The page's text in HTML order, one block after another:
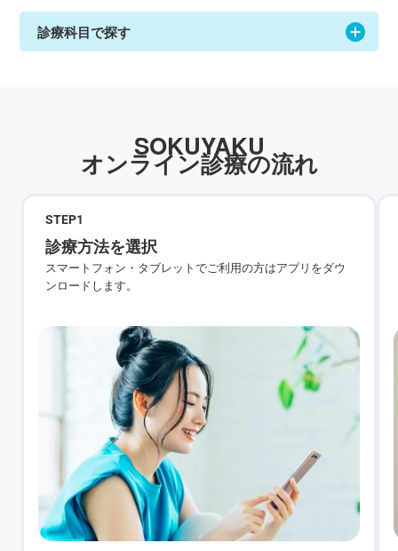
診療科目で探す
SOKUYAKU
オンライン診療の流れ
STEP1
診療方法を選択
スマートフォン・タブレットでご利用の方はアプリをダウ
ンロードします。